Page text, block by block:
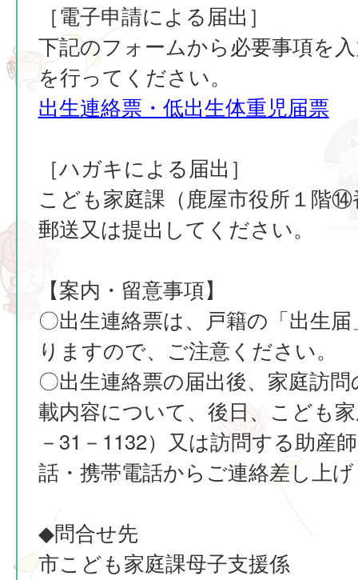
［電子申請による届出］
下記のフォームから必要事項を
を行ってください。
出生連絡票・低出生体重児届票
［ハガキによる届出］
こども家庭課（鹿屋市役所１階
郵送又は提出してください。
【案内・留意事項】
〇出生連絡票は、戸籍の「出生
りますので、ご注意ください。
〇出生連絡票の届出後、家庭訪
載内容について、後日、こども
－31－1132）又は訪問する助産
話・携帯電話からご連絡差し上
◆問合せ先
市こども家庭課母子支援係